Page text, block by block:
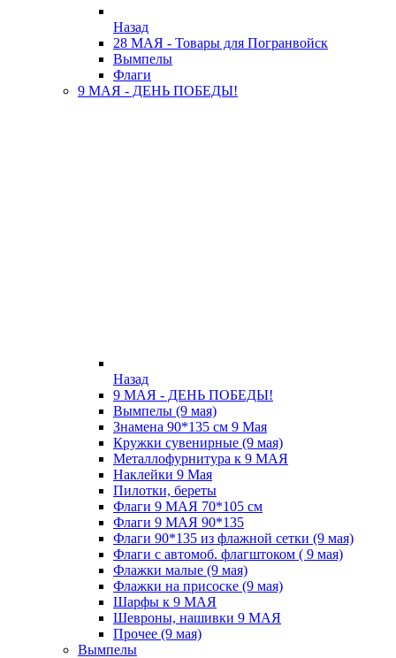
Назад
28 МАЯ - Товары для Погранвойск
Вымпелы
Флаги
9 МАЯ - ДЕНЬ ПОБЕДЫ!
Назад
9 МАЯ - ДЕНЬ ПОБЕДЫ!
Вымпелы (9 мая)
Знамена 90*135 см 9 Мая
Кружки cувенирные (9 мая)
Металлофурнитура к 9 МАЯ
Наклейки 9 Мая
Пилотки, береты
Флаги 9 МАЯ 70*105 см
Флаги 9 МАЯ 90*135
Флаги 90*135 из флажной сетки (9 мая)
Флаги с автомоб. флагштоком ( 9 мая)
Флажки малые (9 мая)
Флажки на присоске (9 мая)
Шарфы к 9 МАЯ
Шевроны, нашивки 9 МАЯ
Прочее (9 мая)
Вымпелы